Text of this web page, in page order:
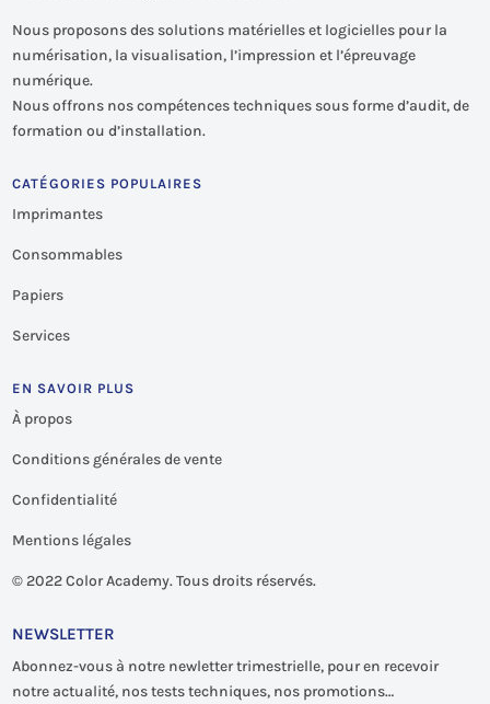
Nous proposons des solutions matérielles et logicielles pour la
numérisation, la visualisation, l’impression et l’épreuvage
numérique.
Nous offrons nos compétences techniques sous forme d’audit, de
formation ou d’installation.
CATÉGORIES POPULAIRES
Imprimantes
Consommables
Papiers
Services
EN SAVOIR PLUS
À propos
Conditions générales de vente
Confidentialité
Mentions légales
© 2022 Color Academy. Tous droits réservés.
NEWSLETTER
Abonnez-vous à notre newletter trimestrielle, pour en recevoir
notre actualité, nos tests techniques, nos promotions…